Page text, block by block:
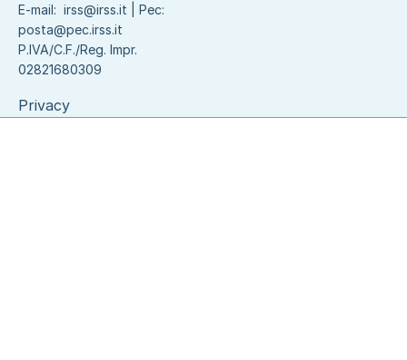
E-mail: irss@irss.it | Pec:
posta@pec.irss.it
P.IVA/C.F./Reg. Impr.
02821680309
Privacy